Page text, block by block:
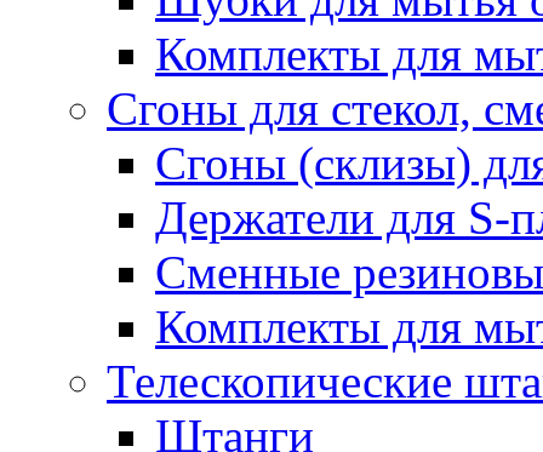
Комплекты для
Сгоны для стекол,
Сгоны (склизы)
Держатели для S-
Сменные
Комплекты для
Телескопические
Штанги